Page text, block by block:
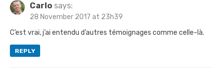
Carlo says:
28 November 2017 at 23h39
C’est vrai, j’ai entendu d’autres témoignages comme celle-là.
REPLY